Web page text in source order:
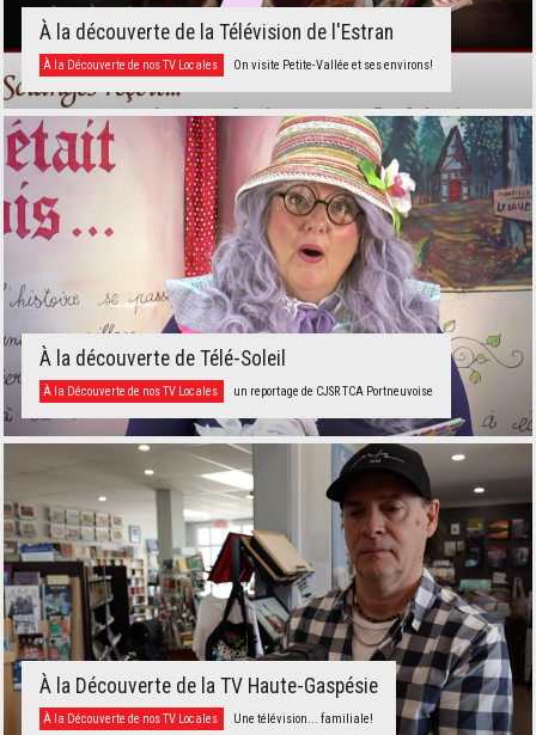
À la découverte de la Télévision de l'Estran
À la Découverte de nos TV Locales On visite Petite-Vallée et ses environs!
À la découverte de Télé-Soleil
À la Découverte de nos TV Locales un reportage de CJSR TCA Portneuvoise
À la Découverte de la TV Haute-Gaspésie
À la Découverte de nos TV Locales Une télévision... familiale!